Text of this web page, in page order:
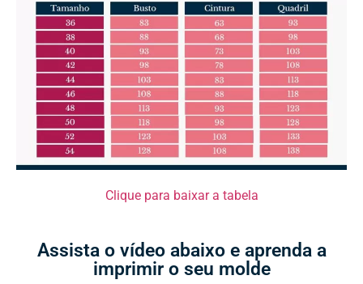
Clique para baixar a tabela
Assista o vídeo abaixo e aprenda a
imprimir o seu molde